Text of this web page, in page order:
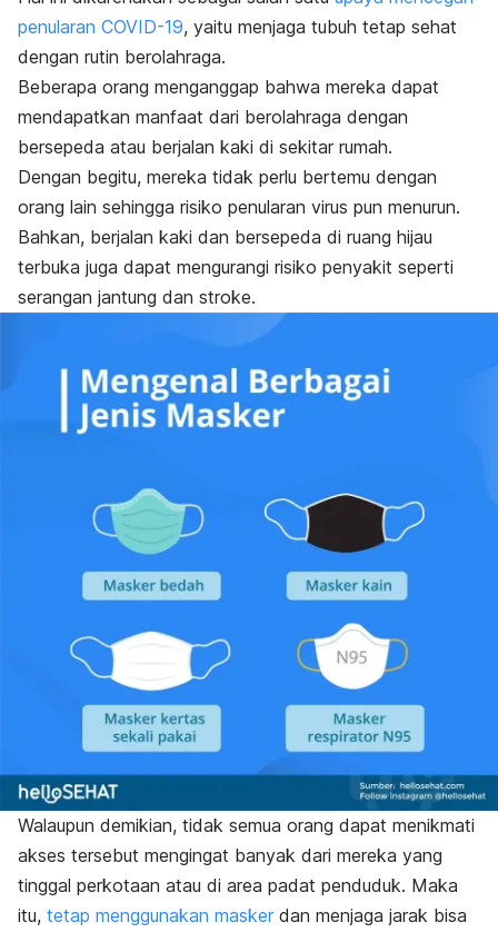
penularan COVID-19, yaitu menjaga tubuh tetap sehat
dengan rutin berolahraga.
Beberapa orang menganggap bahwa mereka dapat
mendapatkan manfaat dari berolahraga dengan
bersepeda atau berjalan kaki di sekitar rumah.
Dengan begitu, mereka tidak perlu bertemu dengan
orang lain sehingga risiko penularan virus pun menurun.
Bahkan, berjalan kaki dan bersepeda di ruang hijau
terbuka juga dapat mengurangi risiko penyakit seperti
serangan jantung dan stroke.
Walaupun demikian, tidak semua orang dapat menikmati
akses tersebut mengingat banyak dari mereka yang
tinggal perkotaan atau di area padat penduduk. Maka
itu, tetap menggunakan masker dan menjaga jarak bisa